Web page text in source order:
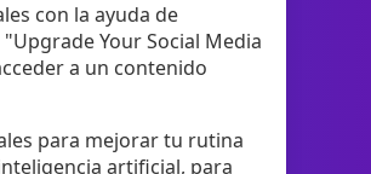
con la ayuda de
Your Social Media
a un contenido
para mejorar tu rutina
artificial, para